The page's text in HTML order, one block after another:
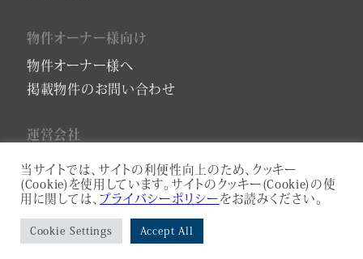
物件オーナー様向け
物件オーナー様へ
掲載物件のお問い合わせ
運営会社
会社概要
プライバシーポリシー
サービスアパートメントコンサルティング
当サイトでは、サイトの利便性向上のため、クッキー
(Cookie)を使用しています。サイトのクッキー(Cookie)の使
用に関しては、 プライバシーポリシー をお読みください。
Cookie Settings Accept All